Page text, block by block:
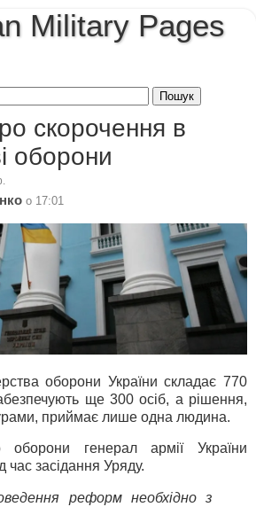
Military Pages
скорочення в
оборони
о 17:01
оборони України складає 770
ще 300 осіб, а рішення,
приймає лише одна людина.
оборони генерал армії України
час засідання Уряду.
реформ необхідно з